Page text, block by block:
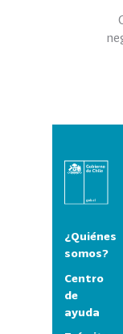
¿Quiénes
somos?
Centro
de
ayuda